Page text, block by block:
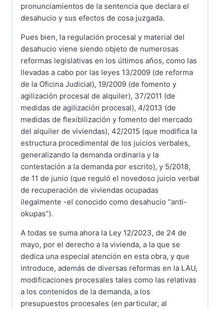
pronunciamientos de la sentencia que declara el
desahucio y sus efectos de cosa juzgada.
Pues bien, la regulación procesal y material del
desahucio viene siendo objeto de numerosas
reformas legislativas en los últimos años, como las
llevadas a cabo por las leyes 13/2009 (de reforma
de la Oficina Judicial), 19/2009 (de fomento y
agilización procesal de alquiler), 37/2011 (de
medidas de agilización procesal), 4/2013 (de
medidas de flexibilización y fomento del mercado
del alquiler de viviendas), 42/2015 (que modifica la
estructura procedimental de los juicios verbales,
generalizando la demanda ordinaria y la
contestación a la demanda por escrito), y 5/2018,
de 11 de junio (que reguló el novedoso juicio verbal
de recuperación de viviendas ocupadas
ilegalmente -el conocido como desahucio “anti-
okupas”).
A todas se suma ahora la Ley 12/2023, de 24 de
mayo, por el derecho a la vivienda, a la que se
dedica una especial atención en esta obra, y que
introduce, además de diversas reformas en la LAU,
modificaciones procesales tales como las relativas
a los contenidos de la demanda, a los
presupuestos procesales (en particular, al